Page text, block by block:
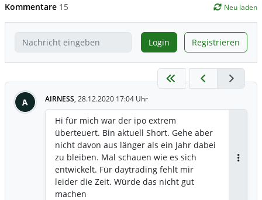
Kommentare 15 Neu laden
Login Registrieren
A AIRNESS, 28.12.2020 17:04 Uhr
Hi für mich war der ipo extrem
überteuert. Bin aktuell Short. Gehe aber
nicht davon aus länger als ein Jahr dabei
zu bleiben. Mal schauen wie es sich
entwickelt. Für daytrading fehlt mir
leider die Zeit. Würde das nicht gut
machen